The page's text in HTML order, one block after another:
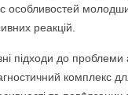
особливостей
реакцій.
підходи до проблеми
комплекс